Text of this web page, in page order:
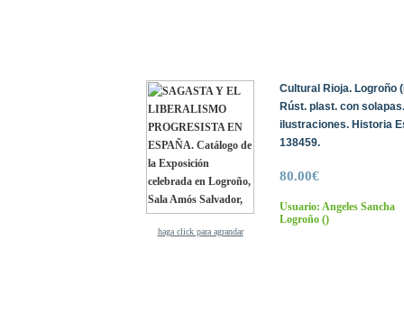
haga click para agrandar
Cultural Rioja. Logroño
Rúst. plast. con
ilustraciones. Historia
138459.
80.00€
Usuario: Angeles Sancha
Logroño ()